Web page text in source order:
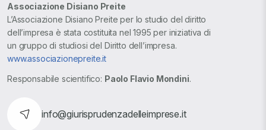
Associazione Disiano Preite
L’Associazione Disiano Preite per lo studio del diritto
dell’impresa è stata costituita nel 1995 per iniziativa di
un gruppo di studiosi del Diritto dell’impresa.
www.associazionepreite.it
Responsabile scientifico: Paolo Flavio Mondini.
info@giurisprudenzadelleimprese.it